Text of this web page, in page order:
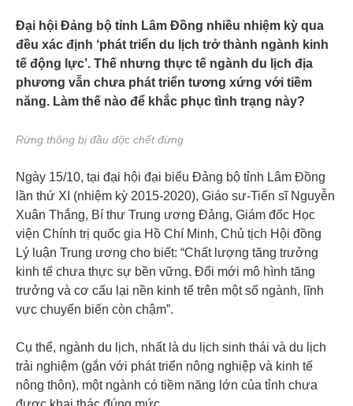
Đại hội Đảng bộ tỉnh Lâm Đồng nhiều nhiệm kỳ qua
đều xác định ‘phát triển du lịch trở thành ngành kinh
tế động lực’. Thế nhưng thực tế ngành du lịch địa
phương vẫn chưa phát triển tương xứng với tiềm
năng. Làm thế nào để khắc phục tình trạng này?
Rừng thông bị đầu độc chết đừng
Ngày 15/10, tại đại hội đại biểu Đảng bộ tỉnh Lâm Đồng
lần thứ XI (nhiệm kỳ 2015-2020), Giáo sư-Tiến sĩ Nguyễn
Xuân Thắng, Bí thư Trung ương Đảng, Giám đốc Học
viện Chính trị quốc gia Hồ Chí Minh, Chủ tịch Hội đồng
Lý luận Trung ương cho biết: “Chất lượng tăng trưởng
kinh tế chưa thực sự bền vững. Đổi mới mô hình tăng
trưởng và cơ cấu lại nền kinh tế trên một số ngành, lĩnh
vực chuyển biến còn chậm”.
Cụ thể, ngành du lịch, nhất là du lịch sinh thái và du lịch
trải nghiệm (gắn với phát triển nông nghiệp và kinh tế
nông thôn), một ngành có tiềm năng lớn của tỉnh chưa